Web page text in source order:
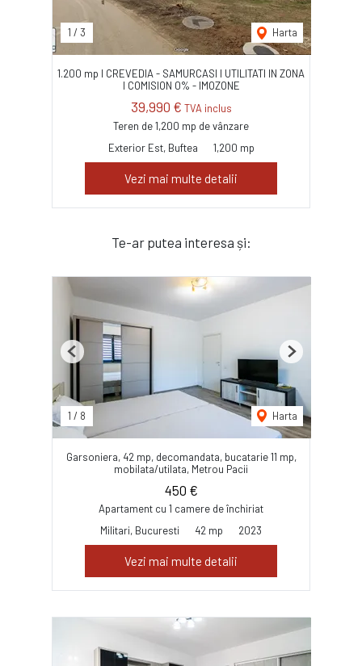
1 / 3 Harta
1.200 mp I CREVEDIA - SAMURCASI I UTILITATI IN ZONA
I COMISION 0% - IMOZONE
39,990 € TVA inclus
Teren de 1,200 mp de vânzare
Exterior Est, Buftea
1,200 mp
Vezi mai multe detalii
Te-ar putea interesa și:
1 / 8 Harta
Previous Next
Garsoniera, 42 mp, decomandata, bucatarie 11 mp,
mobilata/utilata, Metrou Pacii
450 €
Apartament cu 1 camere de închiriat
Militari, Bucuresti
42 mp 2023
Vezi mai multe detalii